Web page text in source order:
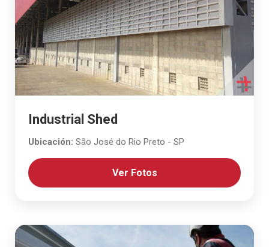
Industrial Shed
Ubicación: São José do Rio Preto - SP
Ver Fotos